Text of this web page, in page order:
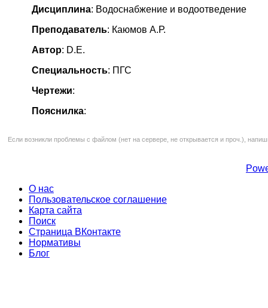
Дисциплина: Водоснабжение и водоотведение
Преподаватель: Каюмов А.Р.
Автор: D.E.
Специальность: ПГС
Чертежи:
Пояснилка:
Если возникли проблемы с файлом (нет на сервере, не открывается и проч.),
О нас
Пользовательское соглашение
Карта сайта
Поиск
Страница ВКонтакте
Нормативы
Блог